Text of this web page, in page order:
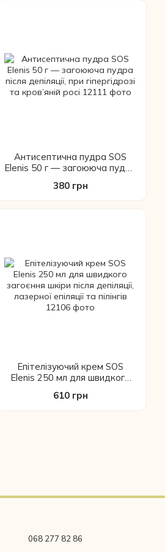
Антисептична пудра SOS
Elenis 50 г — загоююча пудра
гіпергідрозі та кров’яній росі
380 грн
Епітелізуючий крем SOS
Elenis 250 мл для швидкого
лазерної епіляції та пілінгів
610 грн
068 277 82 86